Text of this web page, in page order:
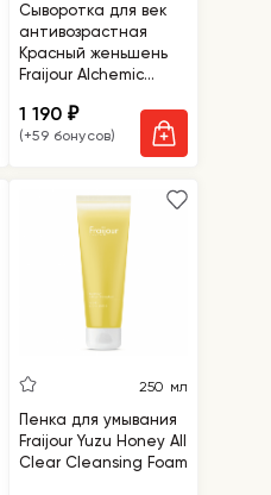
Сыворотка для век
антивозрастная
Красный женьшень
Fraijour Alchemic
Eye Serum
1 190₽
(+59 бонусов)
250 мл
Пенка для умывания
Fraijour Yuzu Honey All
Clear Cleansing Foam